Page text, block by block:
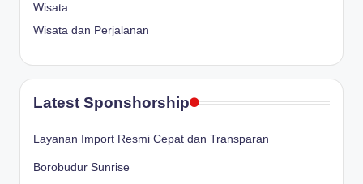
Wisata
Wisata dan Perjalanan
Latest Sponshorship
Layanan Import Resmi Cepat dan Transparan
Borobudur Sunrise